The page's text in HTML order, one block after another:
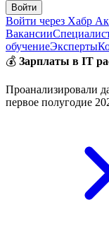
Войти
Войти через Хабр
Вакансии
обучениеЭксперты
💰 Зарплаты в IT
Проанализировали
первое полугодие